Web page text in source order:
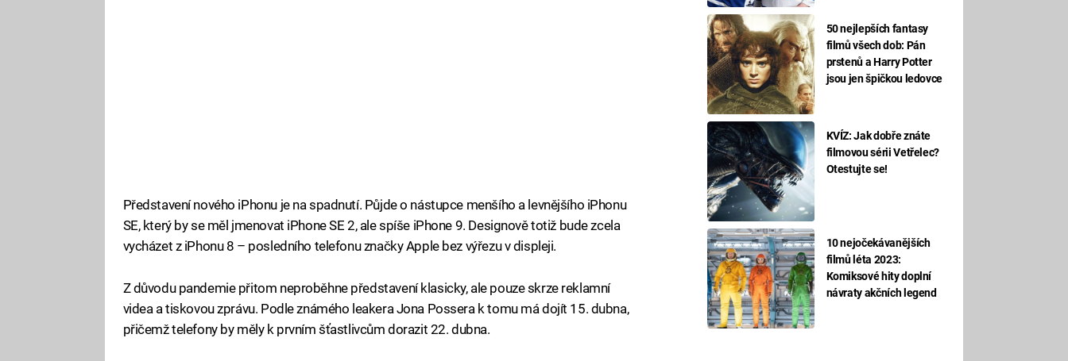
50 nejlepších fantasy
filmů všech dob: Pán
prstenů a Harry Potter
jsou jen špičkou ledovce
KVÍZ: Jak dobře znáte
filmovou sérii Vetřelec?
Otestujte se!
10 nejočekávanějších
filmů léta 2023:
Komiksové hity doplní
návraty akčních legend
Představení nového iPhonu je na spadnutí. Půjde o nástupce menšího a levnějšího iPhonu
SE, který by se měl jmenovat iPhone SE 2, ale spíše iPhone 9. Designově totiž bude zcela
vycházet z iPhonu 8 – posledního telefonu značky Apple bez výřezu v displeji.
Z důvodu pandemie přitom neproběhne představení klasicky, ale pouze skrze reklamní
videa a tiskovou zprávu. Podle známého leakera Jona Possera k tomu má dojít 15. dubna,
přičemž telefony by měly k prvním šťastlivcům dorazit 22. dubna.